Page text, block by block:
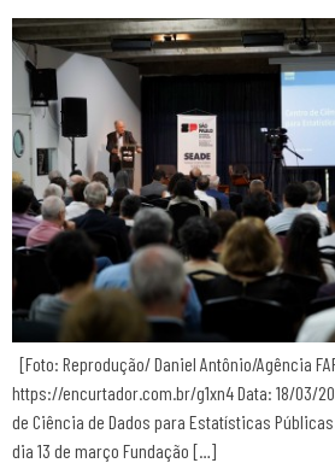
[Foto: Reprodução/ Daniel Antônio/Agência
https://encurtador.com.br/g1xn4 Data: 18/03/
de Ciência de Dados para Estatísticas Públicas
dia 13 de março Fundação […]